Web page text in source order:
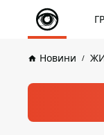
Новини